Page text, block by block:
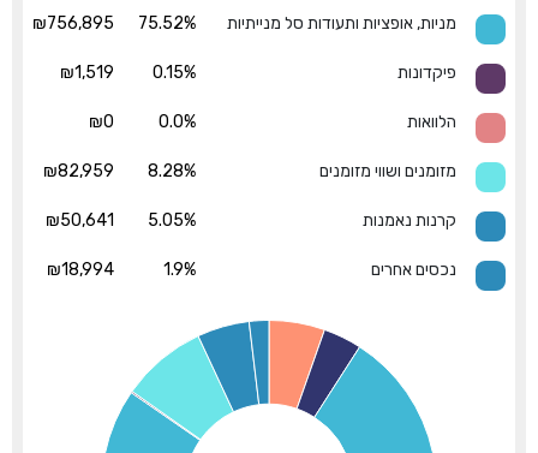
מניות, אופציות ותעודות סל מנייתיות 75.52%
₪756,895
פיקדונות 0.15%
₪1,519
הלוואות 0.0%
₪0
מזומנים ושווי מזומנים 8.28%
₪82,959
קרנות נאמנות 5.05%
₪50,641
נכסים אחרים 1.9%
₪18,994